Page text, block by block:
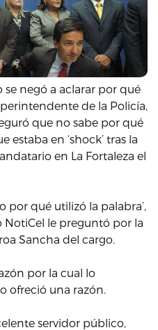
negó a aclarar por qué
de la Policía,
que no sabe por qué
estaba en ‘shock’ tras la
en La Fortaleza el
por qué utilizó la palabra’,
le preguntó por la
Sancha del cargo.
por la cual lo
ofreció una razón.
servidor público,